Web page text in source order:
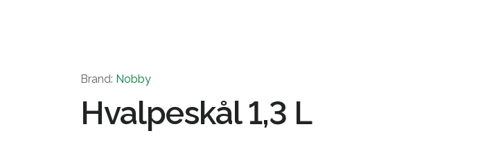
Brand: Nobby
Hvalpeskål 1,3 L